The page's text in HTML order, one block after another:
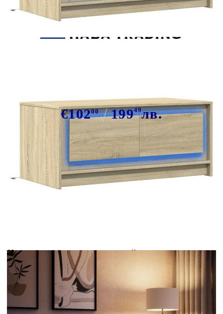
Сподели Tweet
€10200 19949лв.
В наличност: 22 бр.
Време за доставка: 5 до 9 дни
Материал:
Инженерно дърво
Размери:
100 x 50 x 43,5 см (Ш x Д x
EAN code:
Макс. товароносимост (обща):
50 кг
Максимална товароносимост
(чекмедже):